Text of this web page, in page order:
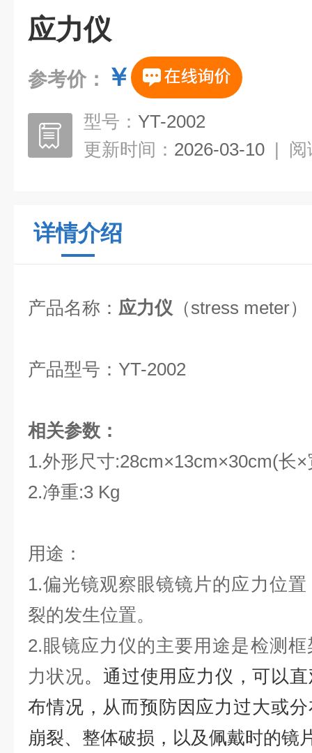
应力仪
参考价： ￥
型号： YT-2002
更新时间： 2026-03-10 | 阅
详情介绍
产品名称： 应力仪 （stress meter）
产品型号：YT-2002
相关参数：
1.外形尺寸:28cm×13cm×30cm(长
2.净重:3 Kg
用途：
1.偏光镜观察眼镜镜片的应力位
裂的发生位置。
2. 眼镜应力仪的主要用途是检测
力状况。通过使用应力仪，可以
布情况，从而预防因应力过大或
崩裂、整体破损，以及佩戴时的镜